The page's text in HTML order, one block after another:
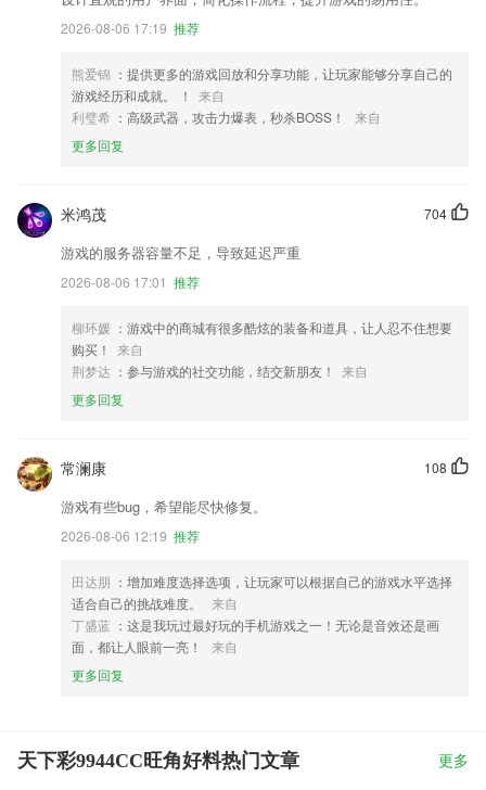
2026-08-06 17:19 推荐
熊爱锦 ：提供更多的游戏回放和分享功能，让玩家能够分享自己的
游戏经历和成就。 ！
来自
利璧希 ：高级武器，攻击力爆表，秒杀BOSS！
来自
更多回复
704
米鸿茂
游戏的服务器容量不足，导致延迟严重
2026-08-06 17:01 推荐
柳环媛 ：游戏中的商城有很多酷炫的装备和道具，让人忍不住想要
购买！
来自
荆梦达 ：参与游戏的社交功能，结交新朋友！
来自
更多回复
108
常澜康
游戏有些bug，希望能尽快修复。
2026-08-06 12:19 推荐
田达朋 ：增加难度选择选项，让玩家可以根据自己的游戏水平选择
适合自己的挑战难度。
来自
丁盛蓝 ：这是我玩过最好玩的手机游戏之一！无论是音效还是画
面，都让人眼前一亮！
来自
更多回复
天下彩9944CC旺角好料热门文章 更多